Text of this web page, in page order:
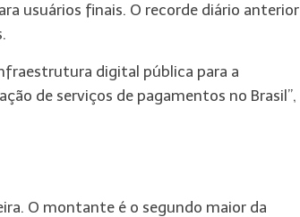
usuários finais. O recorde diário anterior
digital pública para a
de serviços de pagamentos no Brasil”,
O montante é o segundo maior da